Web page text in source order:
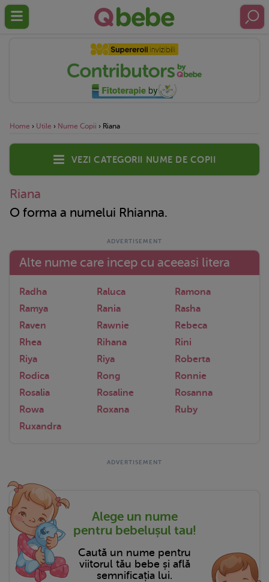
Home › Utile › Nume Copii › Riana
Vezi categorii nume de copii
Riana
O forma a numelui Rhianna.
Alte nume care incep cu aceeasi litera
Radha Raluca
Ramona
Ramya
Rania
Rasha
Raven
Rawnie
Rebeca
Rhea
Rihana
Rini
Riya
Riya
Roberta
Rodica
Rong
Ronnie
Rosalia
Rosaline
Rosanna
Rowa
Roxana
Ruby
Ruxandra
Alege un nume
pentru bebelușul tau!
Caută un nume pentru
viitorul tău bebe și află
semnificația lui.